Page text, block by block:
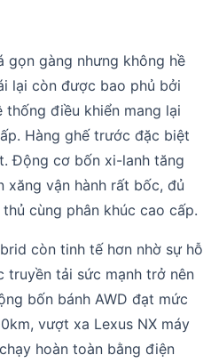
gọn gàng nhưng không hề
lại còn được bao phủ bởi
thống điều khiển mang lại
Hàng ghế trước đặc biệt
Động cơ bốn xi-lanh tăng
xăng vận hành rất bốc, đủ
cùng phân khúc cao cấp.
còn tinh tế hơn nhờ sự hỗ
tải sức mạnh trở nên
bốn bánh AWD đạt mức
vượt xa Lexus NX máy
hoàn toàn bằng điện